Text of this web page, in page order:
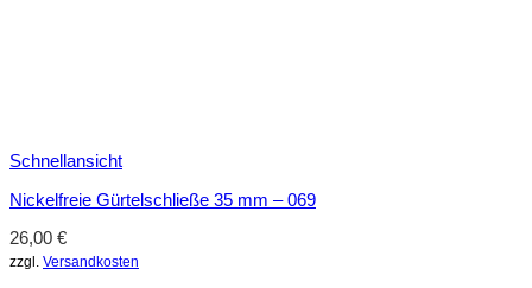
Schnellansicht
Nickelfreie Gürtelschließe 35 mm – 069
26,00 €
zzgl. Versandkosten